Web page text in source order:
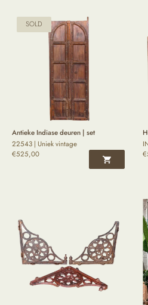
SOLD
Antieke Indiase deuren | set
22543 | Uniek vintage
€525,00
€